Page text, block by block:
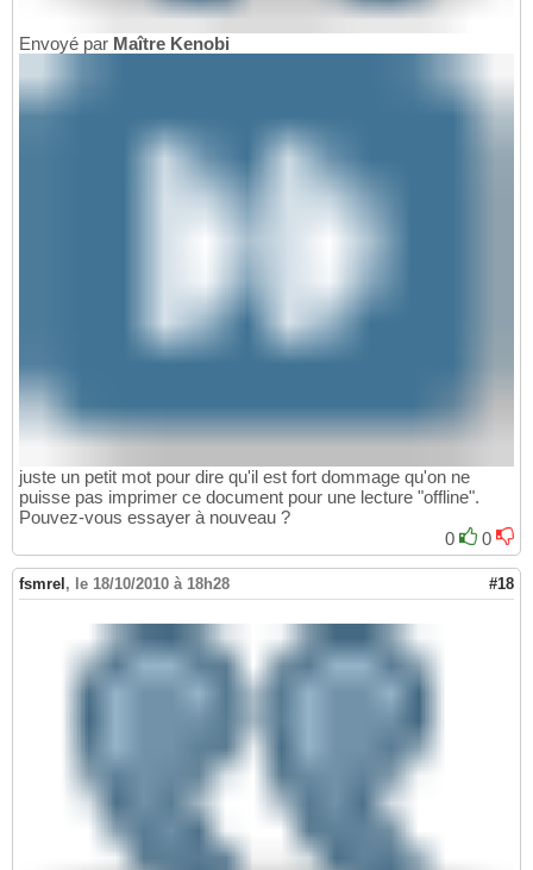
Envoyé par Maître Kenobi
juste un petit mot pour dire qu'il est fort dommage qu'on ne
puisse pas imprimer ce document pour une lecture "offline".
Pouvez-vous essayer à nouveau ?
0
0
fsmrel, le 18/10/2010 à 18h28 #18